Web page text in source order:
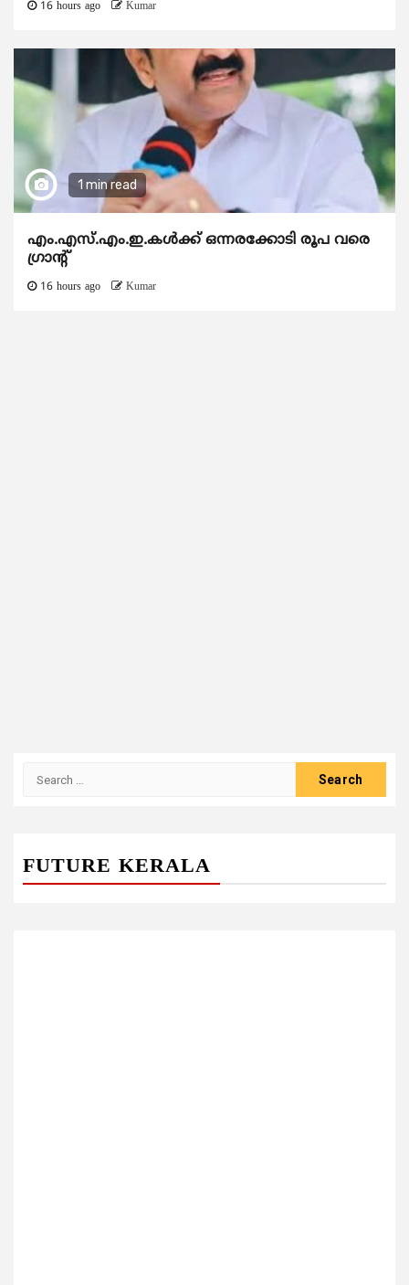
16 hours ago Kumar
1 min read
എം.എസ്.എം.ഇ.കൾക്ക് ഒന്നരക്കോടി രൂപ വരെ
ഗ്രാന്റ്
16 hours ago Kumar
FUTURE KERALA